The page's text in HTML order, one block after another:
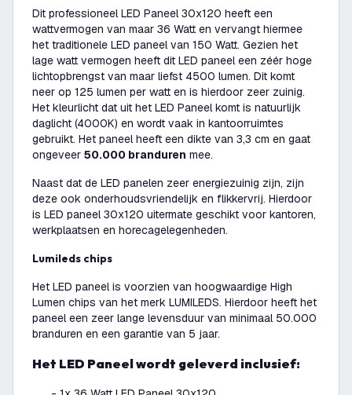
Dit professioneel LED Paneel 30x120 heeft een
wattvermogen van maar 36 Watt en vervangt hiermee
het traditionele LED paneel van 150 Watt. Gezien het
lage watt vermogen heeft dit LED paneel een zéér hoge
lichtopbrengst van maar liefst 4500 lumen. Dit komt
neer op 125 lumen per watt en is hierdoor zeer zuinig.
Het kleurlicht dat uit het LED Paneel komt is natuurlijk
daglicht (4000K) en wordt vaak in kantoorruimtes
gebruikt. Het paneel heeft een dikte van 3,3 cm en gaat
ongeveer 50.000 branduren mee.
Naast dat de LED panelen zeer energiezuinig zijn, zijn
deze ook onderhoudsvriendelijk en flikkervrij. Hierdoor
is LED paneel 30x120 uitermate geschikt voor kantoren,
werkplaatsen en horecagelegenheden.
Lumileds chips
Het LED paneel is voorzien van hoogwaardige High
Lumen chips van het merk LUMILEDS. Hierdoor heeft het
paneel een zeer lange levensduur van minimaal 50.000
branduren en een garantie van 5 jaar.
Het LED Paneel wordt geleverd inclusief: